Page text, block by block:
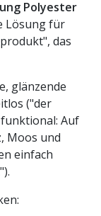
Polyester
Lösung für
das
glänzende
("der
Auf
Moos und
einfach